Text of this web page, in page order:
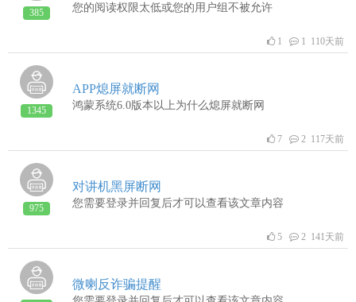
385 您的阅读权限太低或您的用户组不被允许
1 1 110天前
1345
APP熄屏就断网
鸿蒙系统6.0版本以上为什么熄屏就断网
7 2 117天前
975
对讲机黑屏断网
您需要登录并回复后才可以查看该文章内容
5 2 141天前
微喇反诈骗提醒